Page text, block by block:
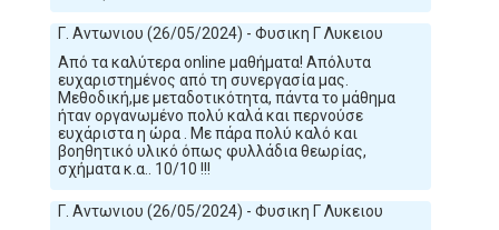
Γ. Αντωνιου (26/05/2024) - Φυσικη Γ Λυκειου
Από τα καλύτερα online μαθήματα! Απόλυτα
ευχαριστημένος από τη συνεργασία μας.
Μεθοδική,με μεταδοτικότητα, πάντα το μάθημα
ήταν οργανωμένο πολύ καλά και περνούσε
ευχάριστα η ώρα . Με πάρα πολύ καλό και
βοηθητικό υλικό όπως φυλλάδια θεωρίας,
σχήματα κ.α.. 10/10 !!!
Γ. Αντωνιου (26/05/2024) - Φυσικη Γ Λυκειου